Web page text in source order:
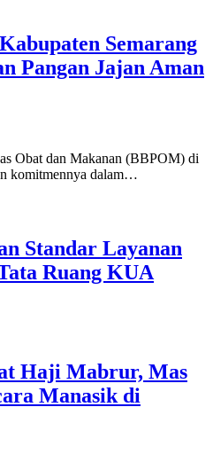
Semarang
Pangan Jajan Aman
Obat dan Makanan (BBPOM) di
komitmennya dalam…
Standar Layanan
Ruang KUA
Haji Mabrur, Mas
Manasik di